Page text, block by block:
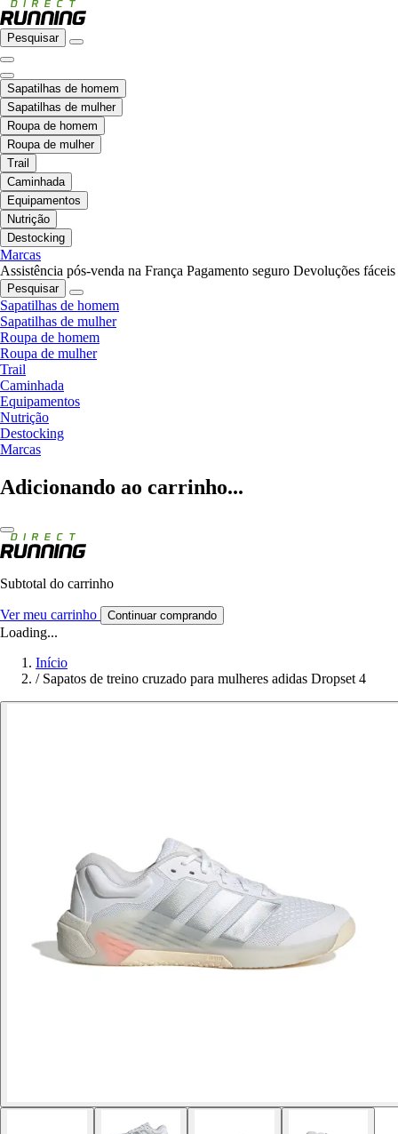
Pesquisar
Sapatilhas de homem
Sapatilhas de mulher
Roupa de homem
Roupa de mulher
Trail
Caminhada
Equipamentos
Nutrição
Destocking
Marcas
Assistência pós-venda na França Pagamento seguro Devoluções fáceis
Pesquisar
Sapatilhas de homem
Sapatilhas de mulher
Roupa de homem
Roupa de mulher
Trail
Caminhada
Equipamentos
Nutrição
Destocking
Marcas
Adicionando ao carrinho...
Subtotal do carrinho
Ver meu carrinho Continuar comprando
Loading...
Início
/ Sapatos de treino cruzado para mulheres adidas Dropset 4